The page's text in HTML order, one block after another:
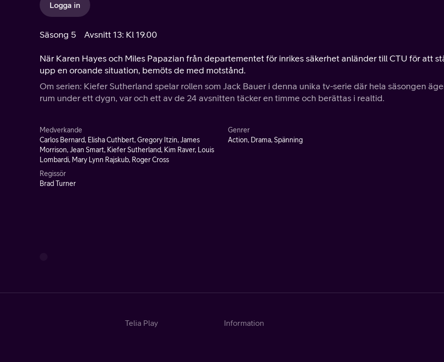
Logga in
Säsong 5 Avsnitt 13: Kl 19.00
När Karen Hayes och Miles Papazian från departementet för inrikes säkerhet anländer till CTU för att
upp en oroande situation, bemöts de med motstånd.
Om serien: Kiefer Sutherland spelar rollen som Jack Bauer i denna unika tv-serie där hela säsongen
rum under ett dygn, var och ett av de 24 avsnitten täcker en timme och berättas i realtid.
Medverkande
Carlos Bernard, Elisha Cuthbert, Gregory Itzin, James
Morrison, Jean Smart, Kiefer Sutherland, Kim Raver, Louis
Lombardi, Mary Lynn Rajskub, Roger Cross
Regissör
Brad Turner
Genrer
Action, Drama, Spänning
Telia Play
Information